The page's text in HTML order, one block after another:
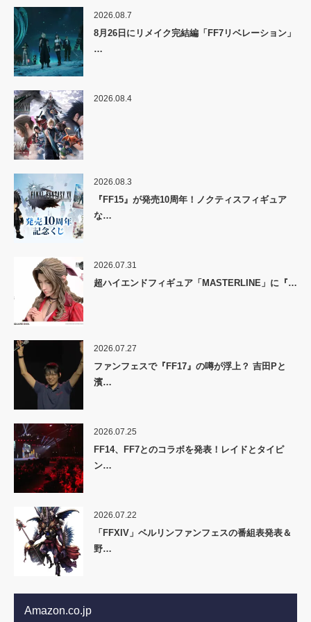
2026.08.7
8月26日にリメイク完結編「FF7リベレーション」
…
2026.08.4
2026.08.3
『FF15』が発売10周年！ノクティスフィギュア
な…
2026.07.31
超ハイエンドフィギュア「MASTERLINE」に『…
2026.07.27
ファンフェスで『FF17』の噂が浮上？ 吉田Pと
濱…
2026.07.25
FF14、FF7とのコラボを発表！レイドとタイピ
ン…
2026.07.22
「FFXIV」ベルリンファンフェスの番組表発表＆
野…
Amazon.co.jp